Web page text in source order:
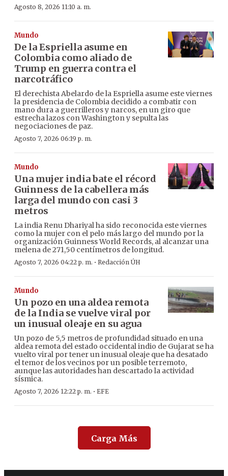
Agosto 8, 2026 11:10 a. m.
Mundo
De la Espriella asume en
Colombia como aliado de
Trump en guerra contra el
narcotráfico
El derechista Abelardo de la Espriella asume este viernes
la presidencia de Colombia decidido a combatir con
mano dura a guerrilleros y narcos, en un giro que
estrecha lazos con Washington y sepulta las
negociaciones de paz.
Agosto 7, 2026 06:19 p. m.
Mundo
Una mujer india bate el récord
Guinness de la cabellera más
larga del mundo con casi 3
metros
La india Renu Dhariyal ha sido reconocida este viernes
como la mujer con el pelo más largo del mundo por la
organización Guinness World Records, al alcanzar una
melena de 271,50 centímetros de longitud.
Agosto 7, 2026 04:22 p. m. · Redacción ÚH
Mundo
Un pozo en una aldea remota
de la India se vuelve viral por
un inusual oleaje en su agua
Un pozo de 5,5 metros de profundidad situado en una
aldea remota del estado occidental indio de Gujarat se ha
vuelto viral por tener un inusual oleaje que ha desatado
el temor de los vecinos por un posible terremoto,
aunque las autoridades han descartado la actividad
sísmica.
Agosto 7, 2026 12:22 p. m. · EFE
Carga Más